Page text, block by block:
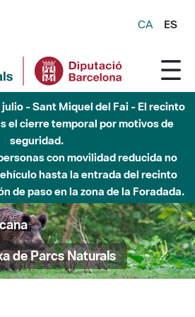
CA ES
- Sant Miquel del Fai - El recinto
el cierre temporal por motivos de
seguridad.
con movilidad reducida no
hasta la entrada del recinto
de paso en la zona de la Foradada.
de Parcs Naturals